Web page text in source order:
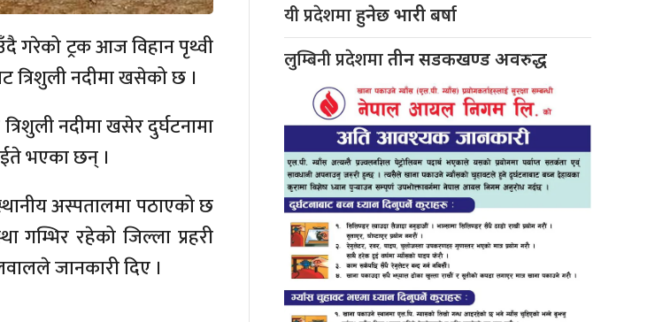
गरेको ट्रक आज विहान पृथ्वी
त्रिशुली नदीमा खसेको छ ।
नदीमा खसेर दुर्घटनामा
भएका छन् ।
अस्पतालमा पठाएको छ
गम्भिर रहेको जिल्ला प्रहरी
जानकारी दिए ।
यी प्रदेशमाहुनेछ भारी बर्षा
लुम्बिनी प्रदेशमातीन सडकखण्ड अवरुद्ध